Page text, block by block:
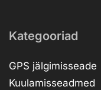
Kategooriad
GPS jälgimisseade
Kuulamisseadmed